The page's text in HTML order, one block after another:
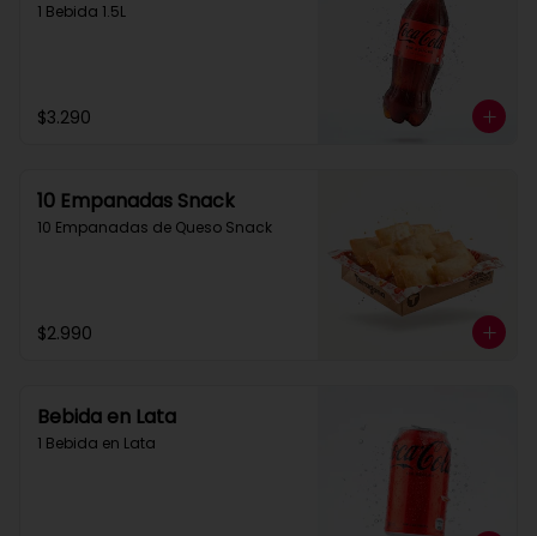
1 Bebida 1.5L
$3.290
10 Empanadas Snack
10 Empanadas de Queso Snack
$2.990
Bebida en Lata
1 Bebida en Lata